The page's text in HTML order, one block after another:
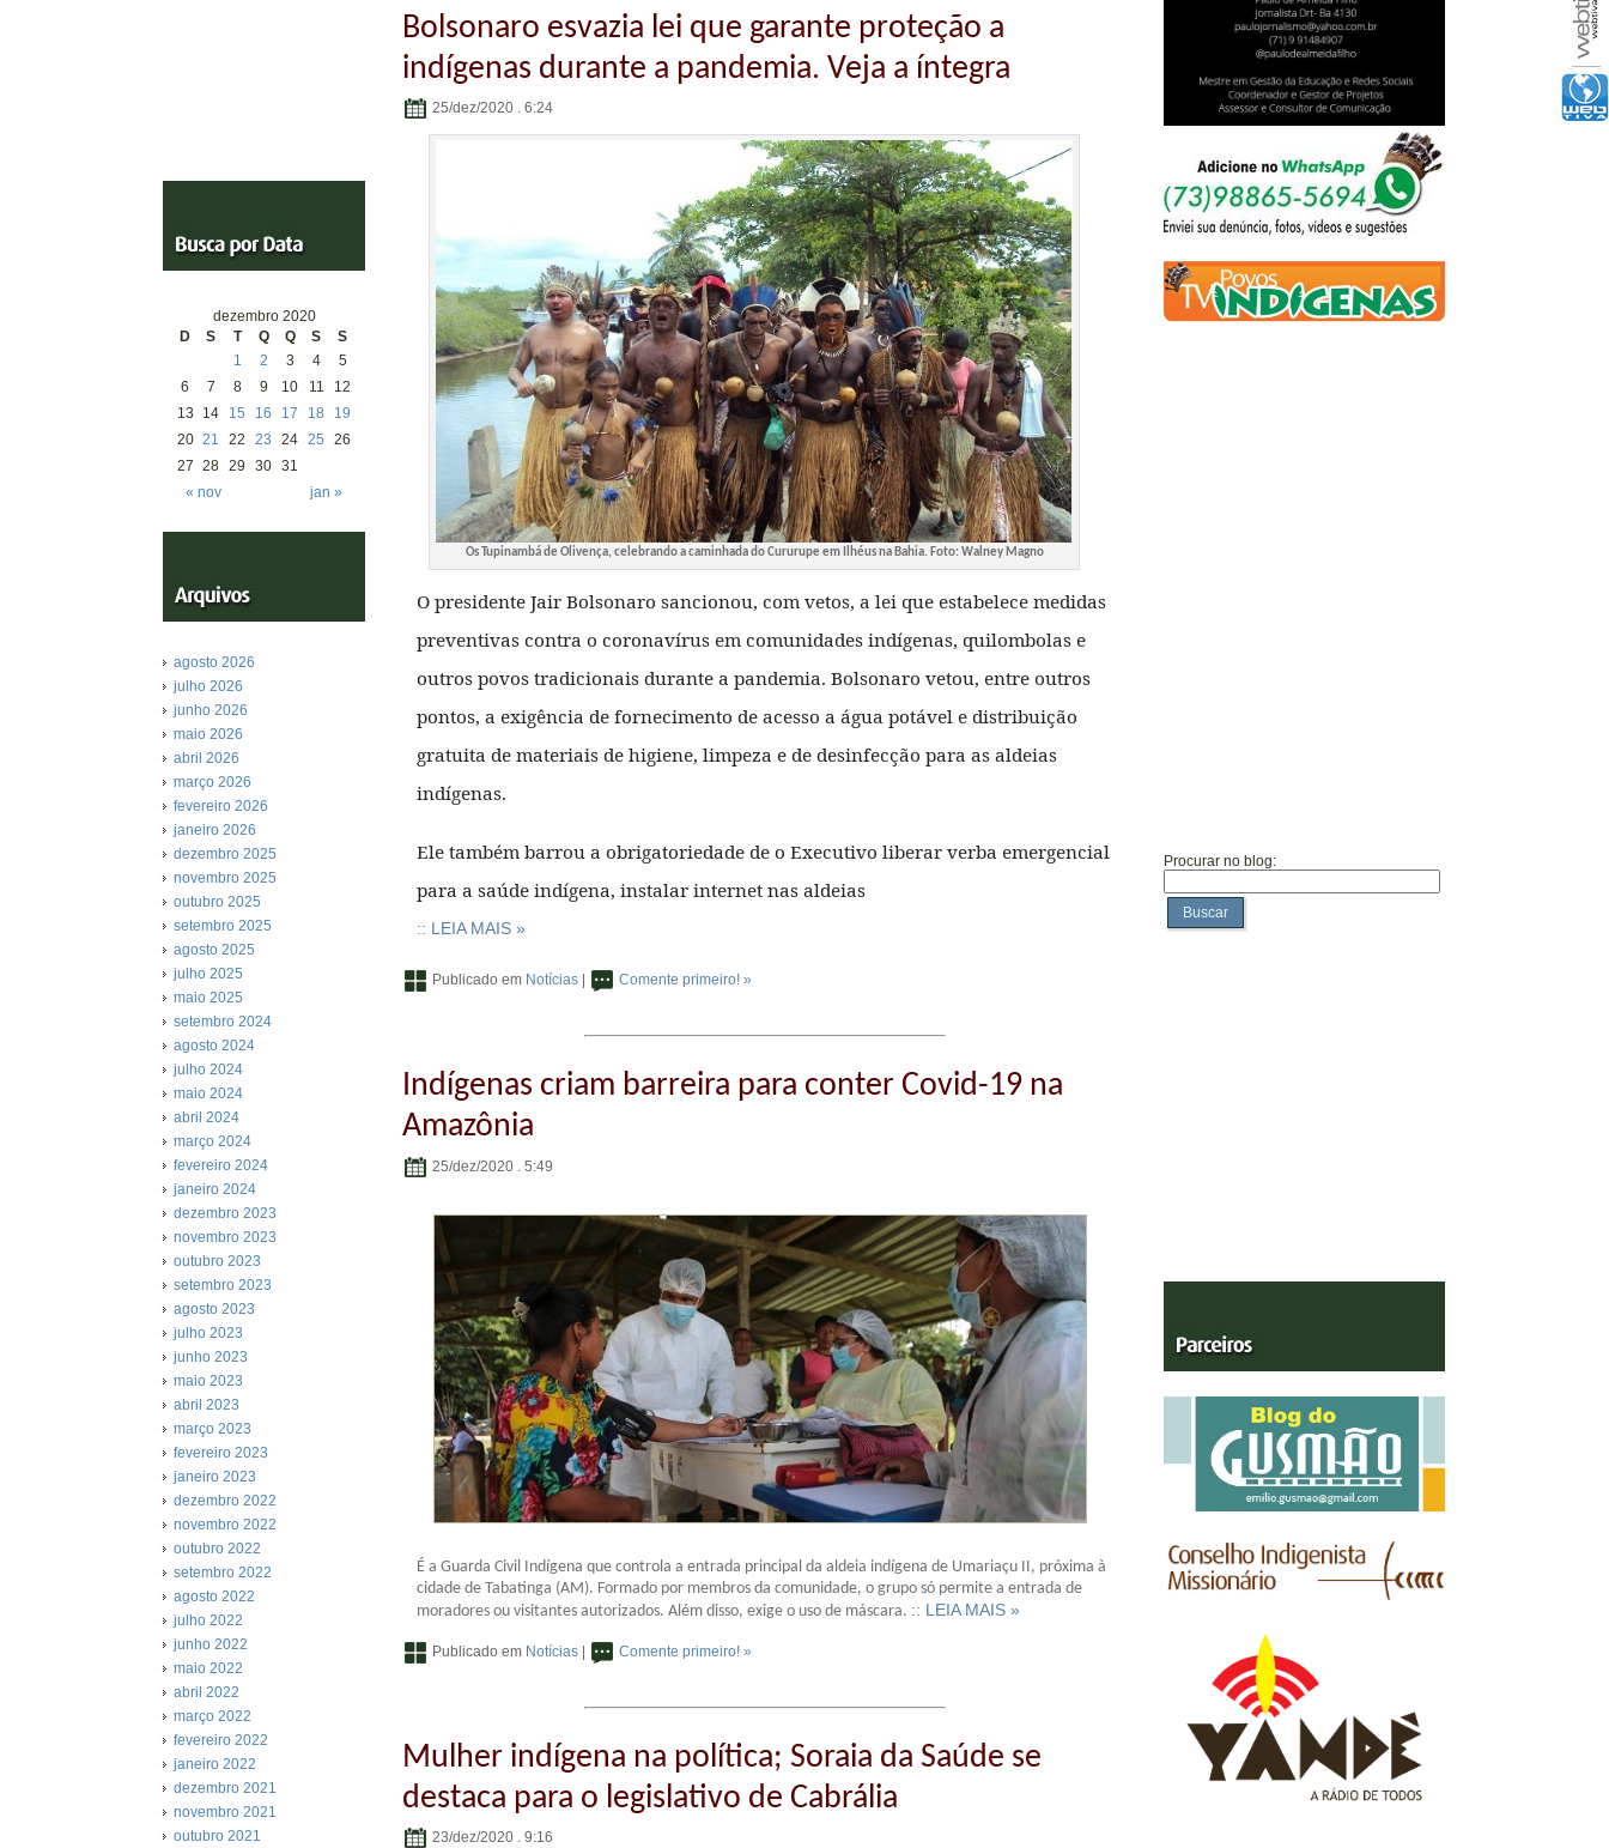
dezembro 2020
D
S T Q Q S S
« nov jan »
1 2 3 4
5
6
7 8 9 10 11
12
13
14 15 16 17 18
19
20 21 22 23 24 25
26
27 28 29 30 31
agosto 2026
julho 2026
junho 2026
maio 2026
abril 2026
março 2026
fevereiro 2026
janeiro 2026
dezembro 2025
novembro 2025
outubro 2025
setembro 2025
agosto 2025
julho 2025
maio 2025
setembro 2024
agosto 2024
julho 2024
maio 2024
abril 2024
março 2024
fevereiro 2024
janeiro 2024
dezembro 2023
novembro 2023
outubro 2023
setembro 2023
agosto 2023
julho 2023
junho 2023
maio 2023
abril 2023
março 2023
fevereiro 2023
janeiro 2023
dezembro 2022
novembro 2022
outubro 2022
setembro 2022
agosto 2022
julho 2022
junho 2022
maio 2022
abril 2022
março 2022
fevereiro 2022
janeiro 2022
dezembro 2021
novembro 2021
outubro 2021
Bolsonaro esvazia lei que garante proteção a
indígenas durante a pandemia. Veja a íntegra
25/dez/2020 . 6:24
Os Tupinambá de Olivença, celebrando a caminhada do Cururupe em Ilhéus na Bahia. Foto: Walney Magno
O presidente Jair Bolsonaro sancionou, com vetos, a lei que estabelece medidas
preventivas contra o coronavírus em comunidades indígenas, quilombolas e
outros povos tradicionais durante a pandemia. Bolsonaro vetou, entre outros
pontos, a exigência de fornecimento de acesso a água potável e distribuição
gratuita de materiais de higiene, limpeza e de desinfecção para as aldeias
indígenas.
Ele também barrou a obrigatoriedade de o Executivo liberar verba emergencial
para a saúde indígena, instalar internet nas aldeias
:: LEIA MAIS »
Publicado em Notícias Comente primeiro! »
Indígenas criam barreira para conter Covid-19 na
Amazônia
25/dez/2020 . 5:49
É a Guarda Civil Indígena que controla a entrada principal da aldeia indígena de Umariaçu II, próxima à
cidade de Tabatinga (AM). Formado por membros da comunidade, o grupo só permite a entrada de
moradores ou visitantes autorizados. Além disso, exige o uso de máscara. :: LEIA MAIS »
Publicado em Notícias | Comente primeiro! »
Mulher indígena na política; Soraia da Saúde se
destaca para o legislativo de Cabrália
23/dez/2020 . 9:16
Procurar no blog:
Buscar